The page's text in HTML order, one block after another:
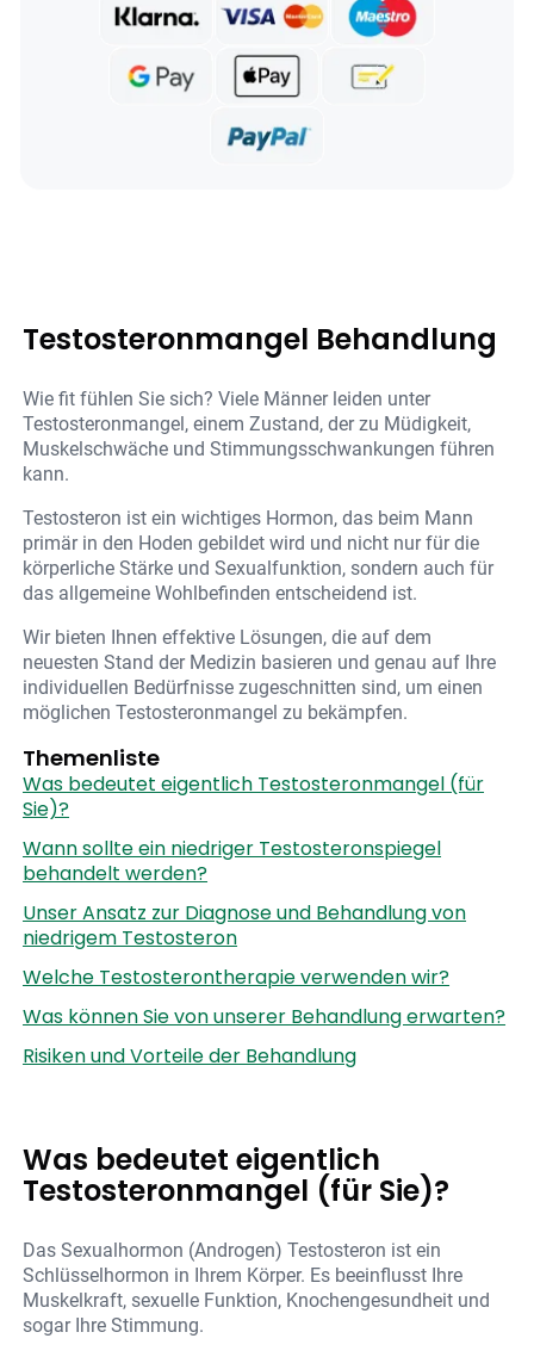
Testosteronmangel Behandlung
Wie fit fühlen Sie sich? Viele Männer leiden unter
Testosteronmangel, einem Zustand, der zu Müdigkeit,
Muskelschwäche und Stimmungsschwankungen führen
kann.
Testosteron ist ein wichtiges Hormon, das beim Mann
primär in den Hoden gebildet wird und nicht nur für die
körperliche Stärke und Sexualfunktion, sondern auch für
das allgemeine Wohlbefinden entscheidend ist.
Wir bieten Ihnen effektive Lösungen, die auf dem
neuesten Stand der Medizin basieren und genau auf Ihre
individuellen Bedürfnisse zugeschnitten sind, um einen
möglichen Testosteronmangel zu bekämpfen.
Themenliste
Was bedeutet eigentlich Testosteronmangel (für
Sie)?
Wann sollte ein niedriger Testosteronspiegel
behandelt werden?
Unser Ansatz zur Diagnose und Behandlung von
niedrigem Testosteron
Welche Testosterontherapie verwenden wir?
Was können Sie von unserer Behandlung erwarten?
Risiken und Vorteile der Behandlung
Was bedeutet eigentlich
Testosteronmangel (für Sie)?
Das Sexualhormon (Androgen) Testosteron ist ein
Schlüsselhormon in Ihrem Körper. Es beeinflusst Ihre
Muskelkraft, sexuelle Funktion, Knochengesundheit und
sogar Ihre Stimmung.